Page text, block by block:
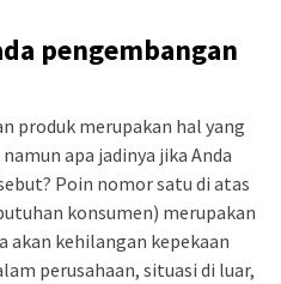
pengembangan
produk merupakan hal yang
apa jadinya jika Anda
Poin nomor satu di atas
konsumen) merupakan
akan kehilangan kepekaan
perusahaan, situasi di luar,